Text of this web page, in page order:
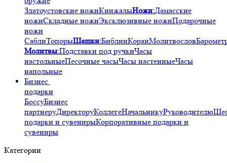
Златоустовские ножиКинжалыНожи:Дамасские
ножиСкладные ножиЭксклюзивные ножиПодарочные
ножи
СаблиТопорыШашки:БиблииКоранМолитвослов
Молитвы:Подставки под ручкиЧасы
настольныеПесочные часыЧасы настенныеЧасы
напольные
Бизнес
подарки
БоссуБизнес
партнеруДиректоруКоллегеНачальникуРуководителю
подарки и сувенирыКорпоративные подарки и
сувениры
Категории